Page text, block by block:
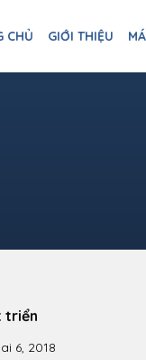
CHỦ GIỚI THIỆU
triển
6, 2018